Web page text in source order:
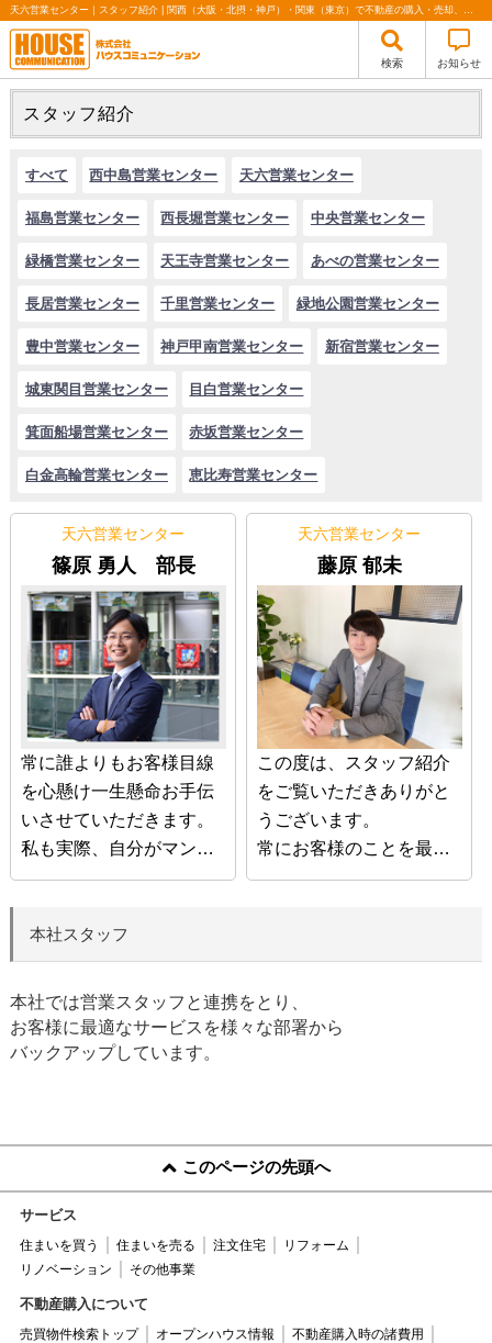
天六営業センター｜スタッフ紹介 | 関西（大阪・北摂・神戸）・関東（東京）で不動産の購入・売却、注文住宅、リノベーションの事なら株式会社ハウスコミュニケーション
検索 お知らせ
スタッフ紹介
すべて 西中島営業センター 天六営業センター
福島営業センター 西長堀営業センター 中央営業センター
緑橋営業センター 天王寺営業センター あべの営業センター
長居営業センター 千里営業センター 緑地公園営業センター
豊中営業センター 神戸甲南営業センター 新宿営業センター
城東関目営業センター 目白営業センター
箕面船場営業センター 赤坂営業センター
白金高輪営業センター 恵比寿営業センター
天六営業センター
篠原 勇人 部長
常に誰よりもお客様目線
を心懸け一生懸命お手伝
いさせていただきます。
私も実際、自分がマンシ
ョンを購入する時はすご
お客様一人一人、購入す
る時や売却する時、色ん
な想いやご事情もあると
思います。
その想いを一緒に共有さ
ご購入・ご売却頂いてか
らの未来を想像し、気持
ち良いお家探し、ご売却
を一生懸命お手伝いさせ
ていただきます。
天六営業センター
藤原 郁未
この度は、スタッフ紹介
をご覧いただきありがと
うございます。
常にお客様のことを最優
先に考え、不安やお悩み
お問い合わせ、ご来店心
よりお待ちしておりま
す。
本社スタッフ
本社では営業スタッフと連携をとり、
お客様に最適なサービスを様々な部署から
バックアップしています。
このページの先頭へ
サービス
住まいを買う 住まいを売る 注文住宅
リフォーム
リノベーション
その他事業
不動産購入について
売買物件検索トップ オープンハウス情報
不動産購入時の諸費用